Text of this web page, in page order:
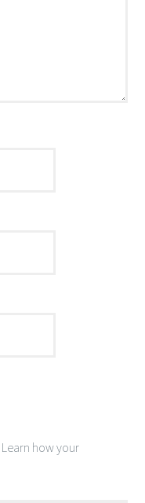
Learn how your